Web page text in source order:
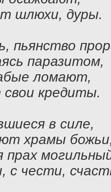
шлюхи, дуры.
пьянство
паразитом,
ломают,
кредиты.
в силе,
храмы
с чести,